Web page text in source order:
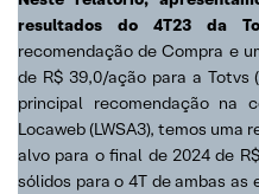
resultados do 4T23 da
recomendação de Compra e
de R$ 39,0/ação para a Totvs
principal recomendação na
Locaweb (LWSA3), temos uma
alvo para o final de 2024 de
sólidos para o 4T de ambas